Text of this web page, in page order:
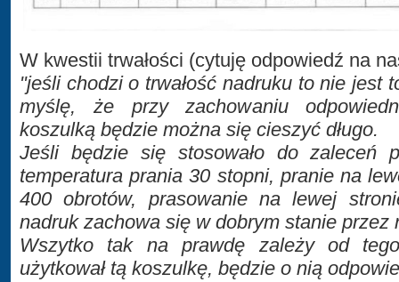
W kwestii trwałości (cytuję odpowiedź na
"jeśli chodzi o trwałość nadruku to nie jest
myślę, że przy zachowaniu
koszulką będzie można się cieszyć długo.
Jeśli będzie się stosowało do zaleceń
temperatura prania 30 stopni, pranie na
400 obrotów, prasowanie na lewej
nadruk zachowa się w dobrym stanie przez
Wszytko tak na prawdę zależy od
użytkował tą koszulkę, będzie o nią